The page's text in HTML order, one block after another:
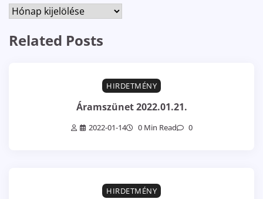
Archívum
Related Posts
HIRDETMÉNY
Áramszünet 2022.01.21.
2022-01-14 0 Min Read 0
HIRDETMÉNY